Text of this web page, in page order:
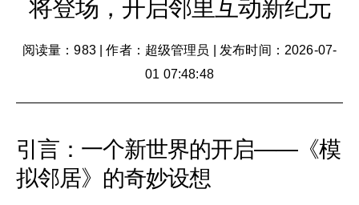
将登场，开启邻里互动新纪元
阅读量：983|作者：超级管理员
发布时间：2026-07-
01 07:48:48
引言：一个新世界的开启——《模
拟邻居》的奇妙设想